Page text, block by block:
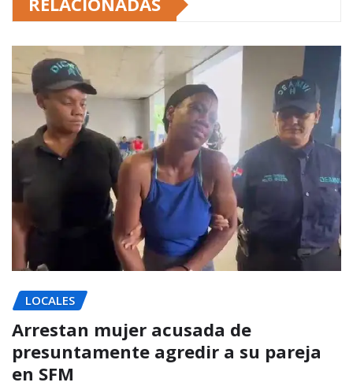
LOCALES
Arrestan mujer acusada de
presuntamente agredir a su pareja
en SFM